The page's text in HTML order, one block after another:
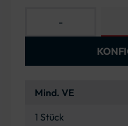
-
Mind. VE
1 Stück